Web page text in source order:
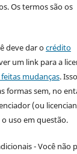
Os termos são os
deve dar ocrédito
um link para a
mudanças.
formas sem, no
(ou
uso em questão.
- Você não